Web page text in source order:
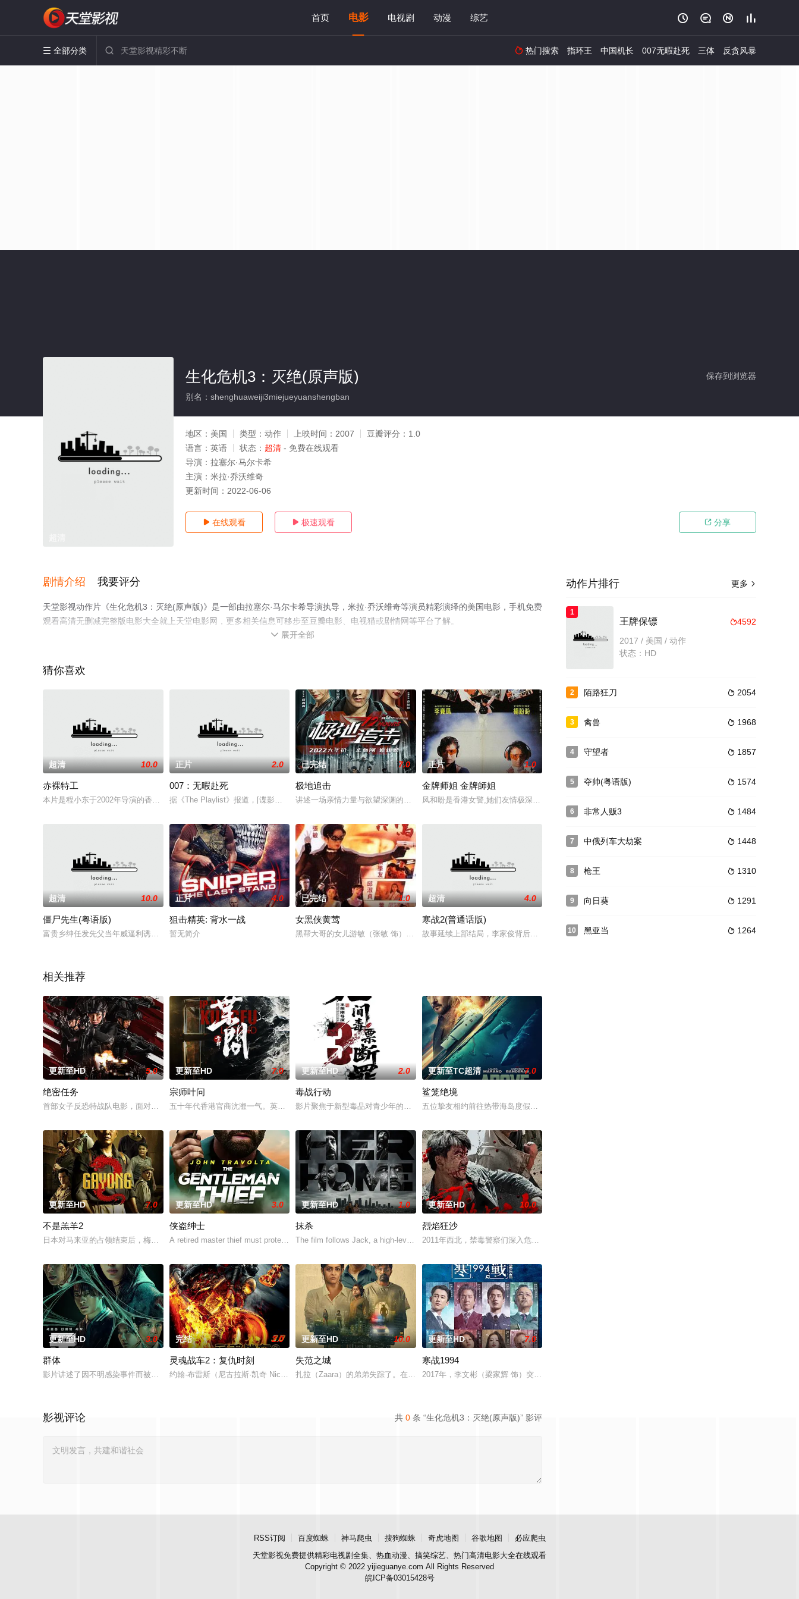
首页 电影 电视剧 动漫 综艺    
 全部分类   热门搜索 指环王 中国机长 007无暇赴死 三体 反贪风暴
保存到浏览器
生化危机3：灭绝(原声版)
别名：shenghuaweiji3miejueyuanshengban
地区： 美国 类型： 动作 上映时间： 2007 豆瓣评分： 1.0
语言： 英语 状态： 超清 - 免费在线观看
导演： 拉塞尔·马尔卡希
主演： 米拉·乔沃维奇
更新时间： 2022-06-06
 在线观看  极速观看  分享
剧情介绍 我要评分
天堂影视动作片《生化危机3：灭绝(原声版)》是一部由拉塞尔·马尔卡希导演执导，米拉·乔沃维奇等演员精彩演绎的美国电影，手机免费
观看高清无删减完整版电影大全就上天堂电影网，更多相关信息可移步至豆瓣电影、电视猫或剧情网等平台了解。
 展开全部
猜你喜欢
超清 10.0
赤裸特工
本片是程小东于2002年导演的香港动作惊悚片，该片当年在香港上映第一周就获得了价值70000多美元的票房。Madame M集团在世界各地专
正片 2.0
007：无暇赴死
据《The Playlist》报道，[谍影重重3]编剧斯科特·Z·本恩斯将对[邦德25]剧本进行改写。原剧本由尼尔·珀维斯、罗伯特·韦德编
已完结 7.0
极地追击
讲述一场亲情力量与欲望深渊的对抗，与爱同行的正能量之战。
正片 1.0
金牌师姐 金牌師姐
凤和盼是香港女警,她们友情极深厚。黑帮头子龙啸天的情妇作警方证人，盼和凤奉命保护她。龙派雌雄杀手
超清 10.0
僵尸先生(粤语版)
富贵乡绅任发先父当年威逼利诱求得一块风水宝地，经风水先生指点，其父下葬二十年后起坟迁葬，以利子孙然九叔察看墓穴得知，当年风水先生与任家私怨
正片 4.0
狙击精英: 背水一战
暂无简介
已完结 1.0
女黑侠黄莺
黑帮大哥的女儿游敏（张敏 饰）在美国生活并学得出色身手，帮中长者为了清理门户特邀游敏从美国返港，岂料叛徒雷豹反制，重伤的游敏漂流海
超清 4.0
寒战2(普通话版)
故事延续上部结局，李家俊背后更大的势力逐渐浮出水面，香港各部之间的权力制衡更加紧张，再掀巨大波澜
相关推荐
更新至HD 5.0
绝密任务
首部女子反恐特战队电影，面对恐怖主义恶势力，“最飒女子反恐特战队”临危受命，精英队长陈梓静（于文文 饰）率队员金凤（卢靖姗 饰）、齐燕（蒋
更新至HD 7.0
宗师叶问
五十年代香港官商沆瀣一气。英商勾结黑帮强拆工厂压榨劳工，叶问挺身仗义执言，遭多方联手构陷，蒙谋杀罪入狱。狱中黑帮步步设局加害，危机四伏。身
更新至HD 2.0
毒战行动
影片聚焦于新型毒品对青少年的危害，对社会秩序的破坏为主题，旨在通过电影让观众意识到毒品的可怕，着重塑造了缉毒警察在危险环境中坚守
更新至TC超清 7.0
鲨笼绝境
五位挚友相约前往热带海岛度假，计划在碧蓝海域中体验刺激的鲨鱼笼潜水，同时享受奢靡的派对狂欢。然而
更新至HD 7.0
不是羔羊2
日本对马来亚的占领结束后，梅尔在新加坡的特别行动组担任警察。这一次，他要对付的是黑帮，其中大多数人在鸦片生意方面活动，并且受到腐败官员的保
更新至HD 3.0
侠盗绅士
A retired master thief must protect his impulsive brother from disast
更新至HD 1.0
抹杀
The film follows Jack, a high-level defense contractor whose world is
更新至HD 10.0
烈焰狂沙
2011年西北，禁毒警察们深入危险境地，与毒贩展开了一场惊心动魄的较量。三年后，杨天追查战友马超遇
更新至HD 3.0
群体
影片讲述了因不明感染事件而被封锁的建筑内，孤立无援的幸存者们对抗以无法预测形态进化的感染者的故事。
完结 2.0
灵魂战车2：复仇时刻
约翰·布雷斯（尼古拉斯·凯奇 Nicolas Cage 饰）被正义天使拉萨罗斯附体，但天使暴躁乖戾，遇到坏人就要吸取他们的灵魂。莫罗（伊德
更新至HD 10.0
失范之城
扎拉（Zaara）的弟弟失踪了。在警方多日调查无果后，这位坚韧的姐姐开始当面质问办案警官。随着对系统信心的崩塌，她决定无视一切规则，踏
更新至HD 7.0
寒战1994
2017年，李文彬（梁家辉 饰）突然失踪，与此同时，蔡元祺在英国惨遭暗杀。为此，刘杰辉（郭富城 饰）向
共 0 条 “生化危机3：灭绝(原声版)” 影评
影视评论
更多 
动作片排行
1
4592
王牌保镖
2017 / 美国 / 动作
状态：HD
2  2054
陌路狂刀
3  1968
禽兽
4  1857
守望者
5  1574
夺帅(粤语版)
6  1484
非常人贩3
7  1448
中俄列车大劫案
8  1310
枪王
9  1291
向日葵
10  1264
黑亚当
RSS订阅 百度蜘蛛 神马爬虫 搜狗蜘蛛 奇虎地图 谷歌地图
必应爬虫
天堂影视免费提供精彩电视剧全集、热血动漫、搞笑综艺、热门高清电影大全在线观看
Copyright © 2022 yijieguanye.com All Rights Reserved
皖ICP备03015428号